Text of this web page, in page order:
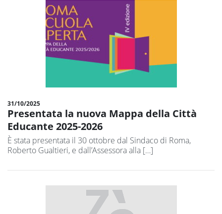
31/10/2025
Presentata la nuova Mappa della Città
Educante 2025-2026
È stata presentata il 30 ottobre dal Sindaco di Roma,
Roberto Gualtieri, e dall’Assessora alla […]